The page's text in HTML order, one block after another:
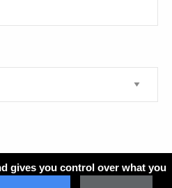
gives you control over what you